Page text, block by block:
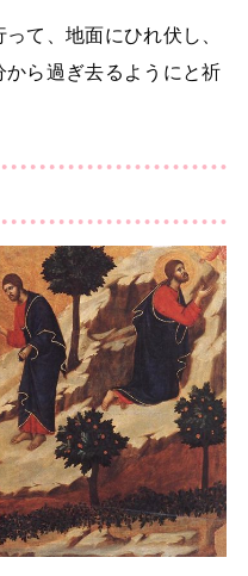
て、地面にひれ伏し、
ら過ぎ去るようにと祈